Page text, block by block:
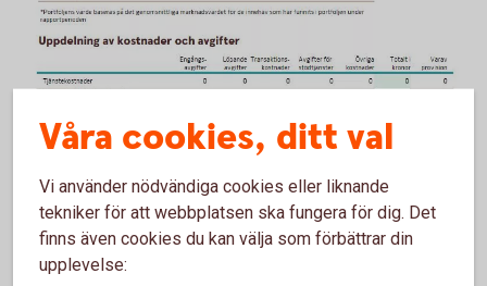
Våra cookies, ditt val
Vi använder nödvändiga cookies eller liknande
tekniker för att webbplatsen ska fungera för dig. Det
finns även cookies du kan välja som förbättrar din
upplevelse: